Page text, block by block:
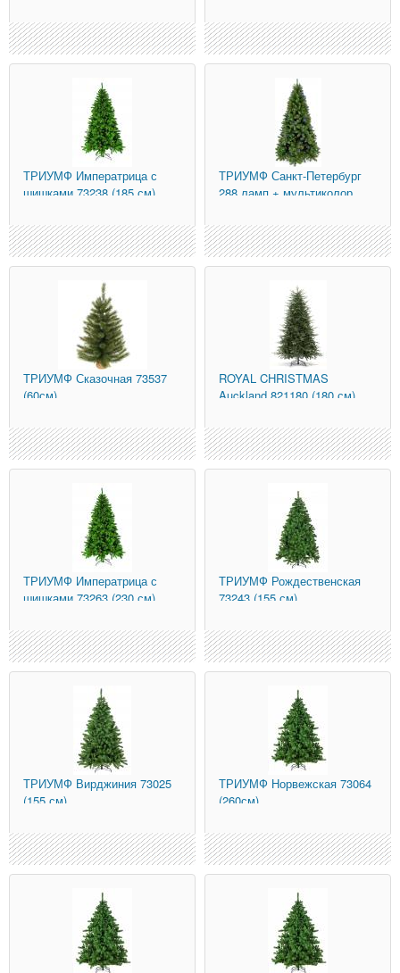
ТРИУМФ Императрица с
шишками 73238 (185 см)
ТРИУМФ Санкт-Петербург
288 ламп + мультиколор
ТРИУМФ Сказочная 73537
(60см)
ROYAL CHRISTMAS
Auckland 821180 (180 см)
ТРИУМФ Императрица с
шишками 73263 (230 см)
ТРИУМФ Рождественская
73243 (155 см)
ТРИУМФ Вирджиния 73025
(155 см)
ТРИУМФ Норвежская 73064
(260см)